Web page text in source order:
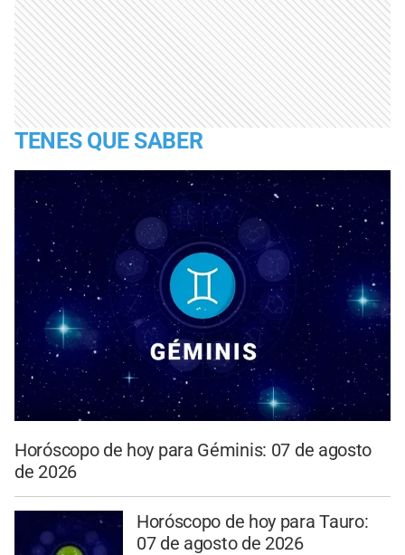
TENES QUE SABER
Horóscopo de hoy para Géminis: 07 de agosto
de 2026
Horóscopo de hoy para Tauro:
07 de agosto de 2026